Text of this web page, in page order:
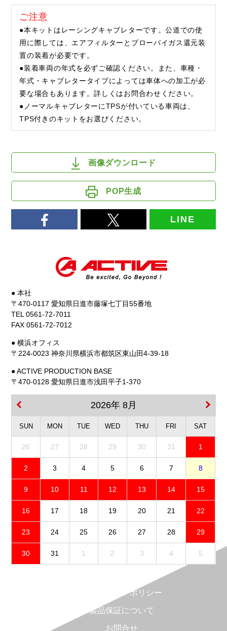
ご注意
●本キットはレーシングキャブレターです。公道での使
用に際しては、エアフィルターとブローバイガス還元装
置の装着が必要です。
●装着車両の年式を必ずご確認ください。また、車種・
年式・キャブレタータイプによっては車体への加工が必
要な場合もあります。詳しくはお問合わせください。
●ノーマルキャブレターにTPSが付いている車両は、
TPS付きのキットをお選びください。
画像ダウンロード
POP生成
LINE
● 本社
〒470-0117 愛知県日進市藤塚七丁目55番地
TEL 0561-72-7011
FAX 0561-72-7012
● 横浜オフィス
〒224-0023 神奈川県横浜市都筑区東山田4-39-18
● ACTIVE PRODUCTION BASE
〒470-0128 愛知県日進市浅田平子1-370
2026年 8月
SUN MON TUE WED THU FRI SAT
26 27 28 29 30 31 1
2 3 4 5 6 7 8
9 10 11 12 13 14 15
16 17 18 19 20 21 22
23 24 25 26 27 28 29
30 31 1 2 3 4 5
プライバシーポリシー
製品保証について
お問合せ